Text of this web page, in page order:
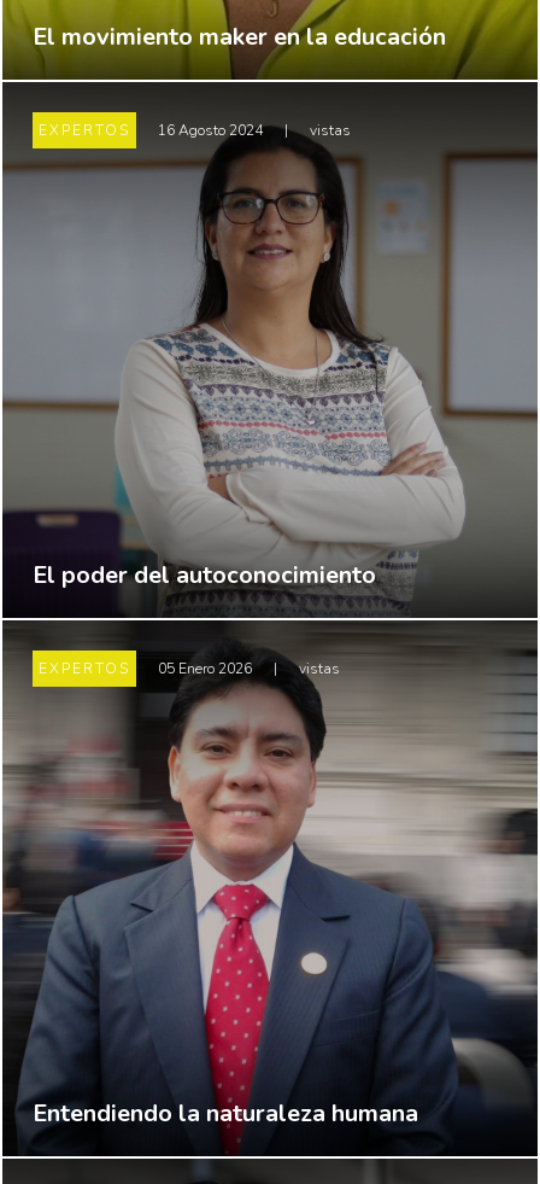
El movimiento maker en la educación
EXPERTOS 16 Agosto 2024 | vistas
El poder del autoconocimiento
EXPERTOS 05 Enero 2026 | vistas
Entendiendo la naturaleza humana